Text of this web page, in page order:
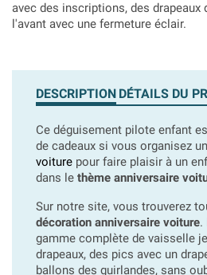
avec des inscriptions, des drapeaux
l'avant avec une fermeture éclair.
DESCRIPTION DÉTAILS DU
Ce déguisement pilote enfant
de cadeaux si vous organisez
voiture pour faire plaisir à un
dans le thème anniversaire
Sur notre site, vous trouverez
décoration anniversaire voiture.
gamme complète de vaisselle
drapeaux, des pics avec un
ballons des guirlandes, sans